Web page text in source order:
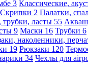
3 Классические,
Скрипки 2 Палатки,
ласты 55
9 Маски 16 Трубки 6
наколенники,
19 Рюкзаки 120
34 Чехлы для